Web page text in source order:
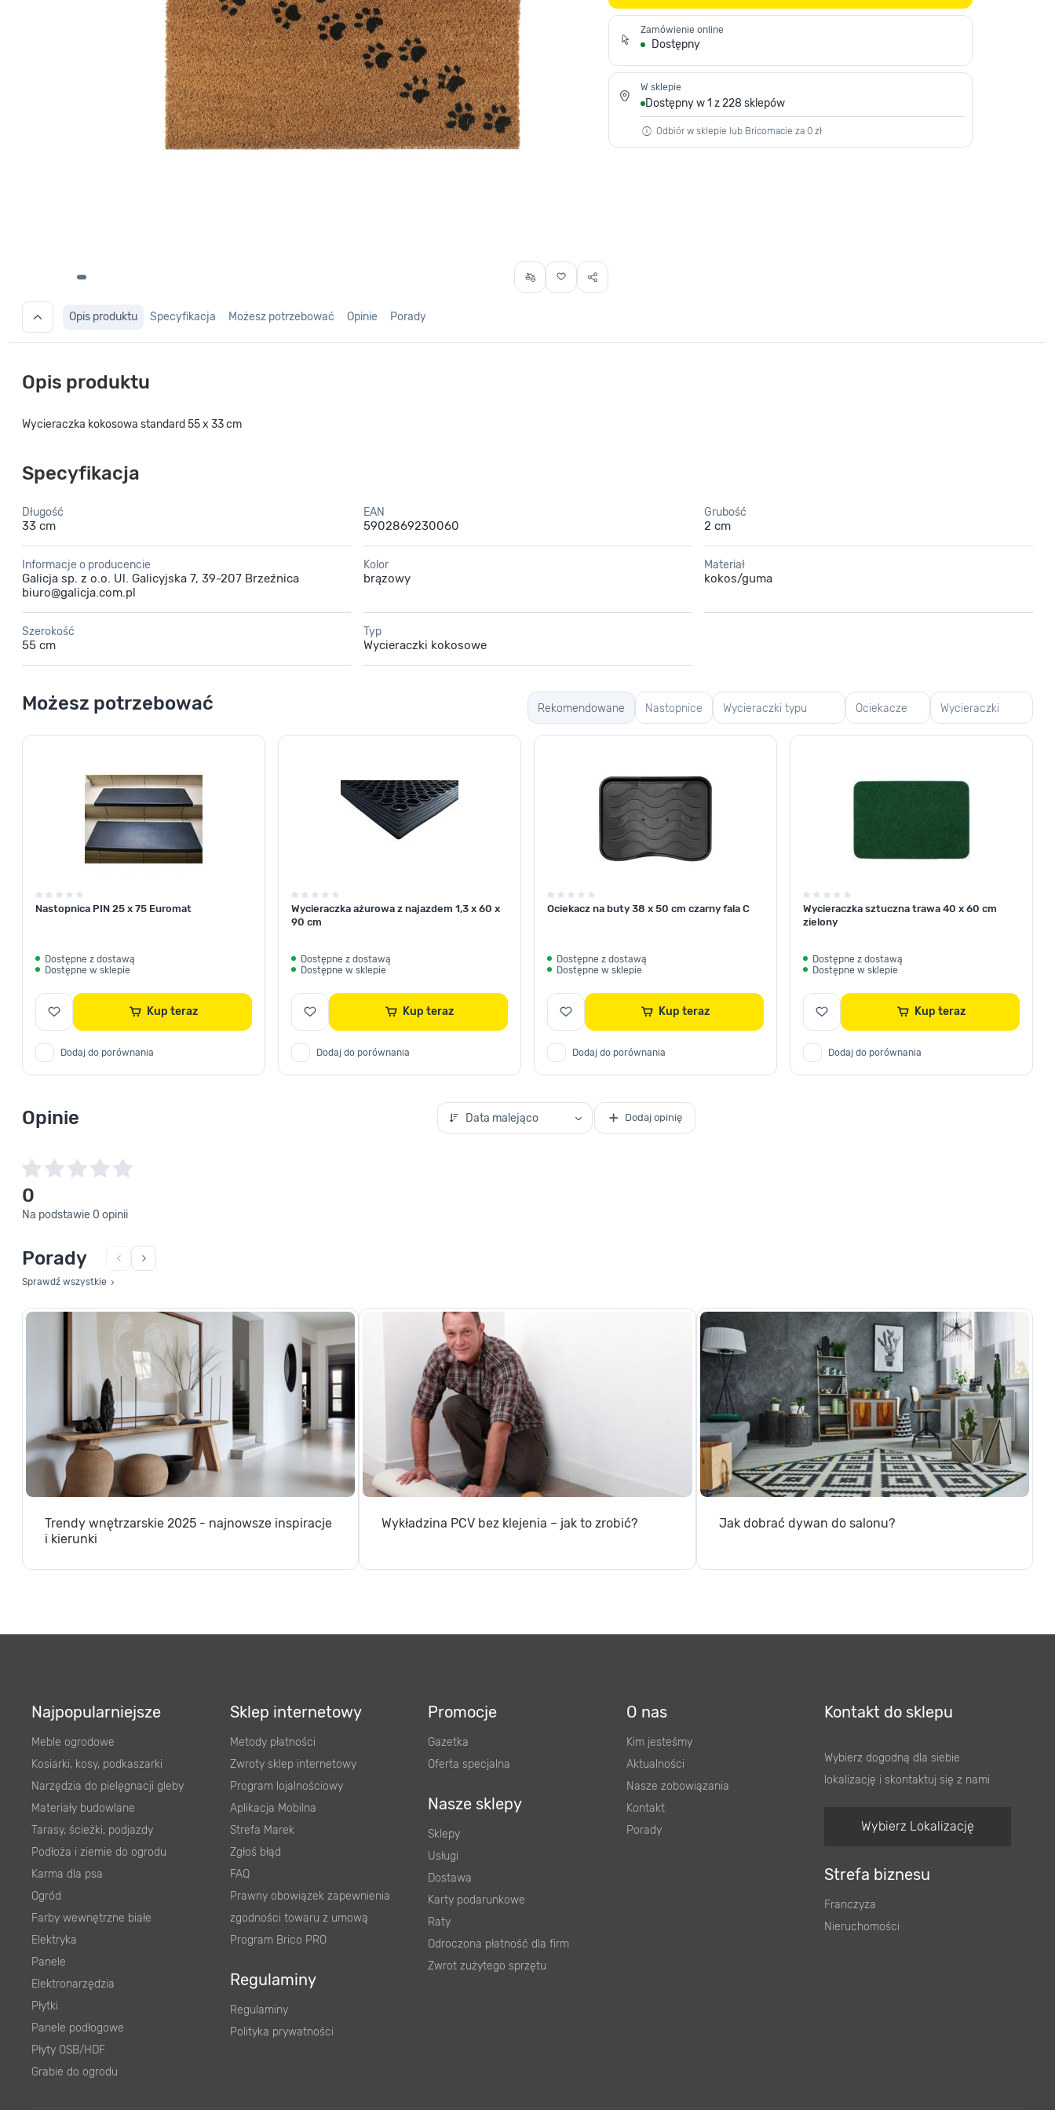
Zamówienie online
Dostępny
W sklepie
Dostępny w 1 z 228 sklepów
Odbiór w sklepie lub Bricomacie za 0 zł
Opis produktu Specyfikacja Możesz potrzebować Opinie Porady
Opis produktu
Wycieraczka kokosowa standard 55 x 33 cm
Specyfikacja
Długość
33 cm
EAN
5902869230060
Grubość
2 cm
Informacje o producencie
Galicja sp. z o.o. Ul. Galicyjska 7, 39-207 Brzeźnica
biuro@galicja.com.pl
Kolor
brązowy
Materiał
kokos/guma
Szerokość
55 cm
Typ
Wycieraczki kokosowe
Rekomendowane Nastopnice Wycieraczki typu
plaster miodu
Ociekacze Wycieraczki
Możesz potrzebować
Nastopnica PIN 25 x 75 Euromat
Dostępne z dostawą
Dostępne w sklepie
Kup teraz
Dodaj do porównania
Wycieraczka ażurowa z najazdem 1,3 x 60 x
90 cm
Dostępne z dostawą
Dostępne w sklepie
Kup teraz
Dodaj do porównania
Ociekacz na buty 38 x 50 cm czarny fala C
Dostępne z dostawą
Dostępne w sklepie
Kup teraz
Dodaj do porównania
Wycieraczka sztuczna trawa 40 x 60 cm
zielony
Dostępne z dostawą
Dostępne w sklepie
Kup teraz
Dodaj do porównania
Opinie Data malejąco Dodaj opinię
0
Na podstawie 0 opinii
Porady
Sprawdź wszystkie
Trendy wnętrzarskie 2025 - najnowsze inspiracje
i kierunki
Wykładzina PCV bez klejenia – jak to zrobić? Jak dobrać dywan do salonu?
Najpopularniejsze
Meble ogrodowe
Kosiarki, kosy, podkaszarki
Narzędzia do pielęgnacji gleby
Materiały budowlane
Tarasy, ścieżki, podjazdy
Podłoża i ziemie do ogrodu
Karma dla psa
Ogród
Farby wewnętrzne białe
Elektryka
Panele
Elektronarzędzia
Płytki
Panele podłogowe
Płyty OSB/HDF
Grabie do ogrodu
Sklep internetowy
Metody płatności
Zwroty sklep internetowy
Program lojalnościowy
Aplikacja Mobilna
Strefa Marek
Zgłoś błąd
FAQ
Prawny obowiązek zapewnienia
zgodności towaru z umową
Program Brico PRO
Regulaminy
Regulaminy
Polityka prywatności
Promocje
Gazetka
Oferta specjalna
Nasze sklepy
Sklepy
Usługi
Dostawa
Karty podarunkowe
Raty
Odroczona płatność dla firm
Zwrot zużytego sprzętu
O nas
Kim jesteśmy
Aktualności
Nasze zobowiązania
Kontakt
Porady
Kontakt do sklepu
Wybierz dogodną dla siebie
lokalizację i skontaktuj się z nami
Wybierz Lokalizację
Strefa biznesu
Franczyza
Nieruchomości